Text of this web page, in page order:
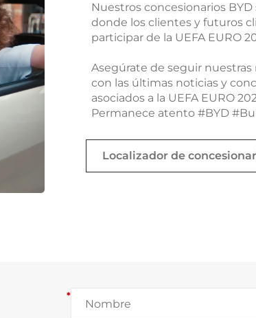
Nuestros concesionarios
donde los clientes y futuros
participar de la UEFA EURO
Asegúrate de seguir
con las últimas noticias y
asociados a la UEFA EURO
Permanece atento #BYD
Localizador de
*